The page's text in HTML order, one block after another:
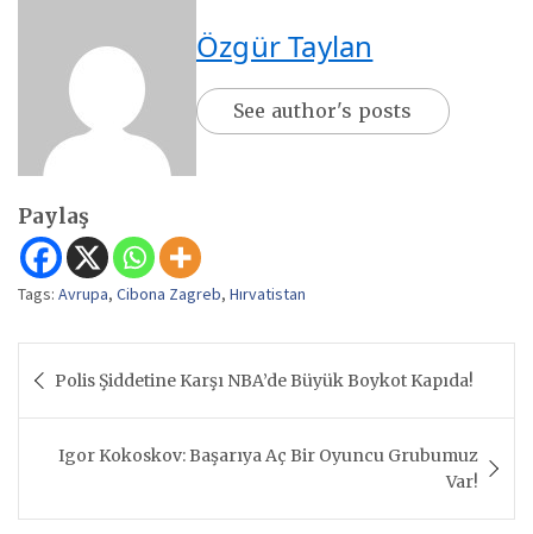
Özgür Taylan
See author's posts
Paylaş
Tags: Avrupa, Cibona Zagreb, Hırvatistan
gezinmesi
Polis Şiddetine Karşı NBA’de Büyük Boykot Kapıda!
Igor Kokoskov: Başarıya Aç Bir Oyuncu Grubumuz
Var!